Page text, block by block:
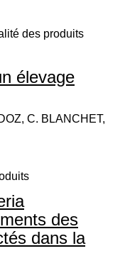
des produits
élevage
C. BLANCHET,
des
dans la